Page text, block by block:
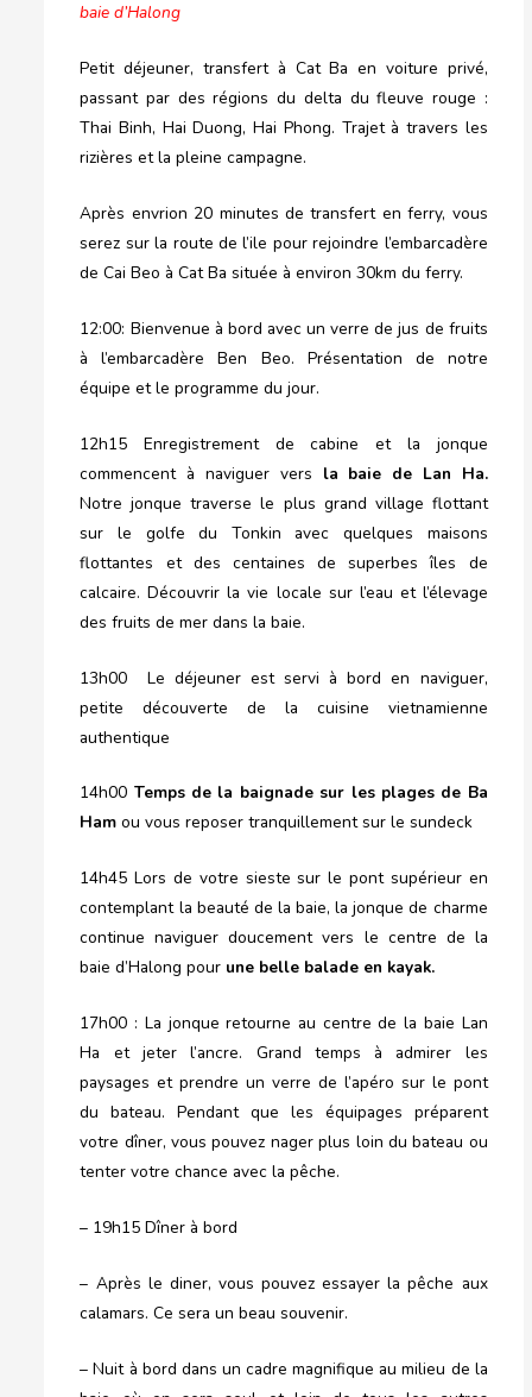
baie d’Halong
Petit déjeuner, transfert à Cat Ba en voiture privé,
passant par des régions du delta du fleuve rouge :
Thai Binh, Hai Duong, Hai Phong. Trajet à travers les
rizières et la pleine campagne.
Après envrion 20 minutes de transfert en ferry, vous
serez sur la route de l’ile pour rejoindre l’embarcadère
de Cai Beo à Cat Ba située à environ 30km du ferry.
12:00: Bienvenue à bord avec un verre de jus de fruits
à l’embarcadère Ben Beo. Présentation de notre
équipe et le programme du jour.
12h15 Enregistrement de cabine et la jonque
commencent à naviguer vers la baie de Lan Ha.
Notre jonque traverse le plus grand village flottant
sur le golfe du Tonkin avec quelques maisons
flottantes et des centaines de superbes îles de
calcaire. Découvrir la vie locale sur l’eau et l’élevage
des fruits de mer dans la baie.
13h00 Le déjeuner est servi à bord en naviguer,
petite découverte de la cuisine vietnamienne
authentique
14h00 Temps de la baignade sur les plages de Ba
Ham ou vous reposer tranquillement sur le sundeck
14h45 Lors de votre sieste sur le pont supérieur en
contemplant la beauté de la baie, la jonque de charme
continue naviguer doucement vers le centre de la
baie d’Halong pour une belle balade en kayak.
17h00 : La jonque retourne au centre de la baie Lan
Ha et jeter l’ancre. Grand temps à admirer les
paysages et prendre un verre de l’apéro sur le pont
du bateau. Pendant que les équipages préparent
votre dîner, vous pouvez nager plus loin du bateau ou
tenter votre chance avec la pêche.
– 19h15 Dîner à bord
– Après le diner, vous pouvez essayer la pêche aux
calamars. Ce sera un beau souvenir.
– Nuit à bord dans un cadre magnifique au milieu de la